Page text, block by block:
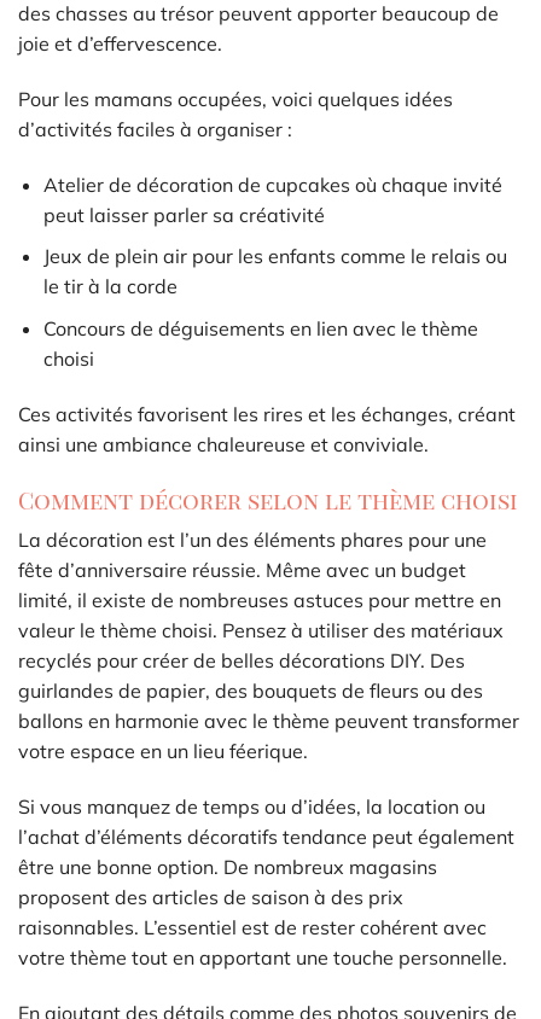
des chasses au trésor peuvent apporter beaucoup de
joie et d’effervescence.
Pour les mamans occupées, voici quelques idées
d’activités faciles à organiser :
Atelier de décoration de cupcakes où chaque invité
peut laisser parler sa créativité
Jeux de plein air pour les enfants comme le relais ou
le tir à la corde
Concours de déguisements en lien avec le thème
choisi
Ces activités favorisent les rires et les échanges, créant
ainsi une ambiance chaleureuse et conviviale.
Comment décorer selon le thème choisi
La décoration est l’un des éléments phares pour une
fête d’anniversaire réussie. Même avec un budget
limité, il existe de nombreuses astuces pour mettre en
valeur le thème choisi. Pensez à utiliser des matériaux
recyclés pour créer de belles décorations DIY. Des
guirlandes de papier, des bouquets de fleurs ou des
ballons en harmonie avec le thème peuvent transformer
votre espace en un lieu féerique.
Si vous manquez de temps ou d’idées, la location ou
l’achat d’éléments décoratifs tendance peut également
être une bonne option. De nombreux magasins
proposent des articles de saison à des prix
raisonnables. L’essentiel est de rester cohérent avec
votre thème tout en apportant une touche personnelle.
En ajoutant des détails comme des photos souvenirs de